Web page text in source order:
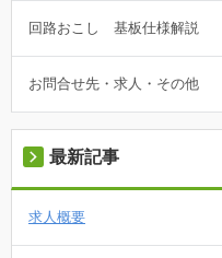
回路おこし 基板仕様解説
お問合せ先・求人・その他
最新記事
求人概要